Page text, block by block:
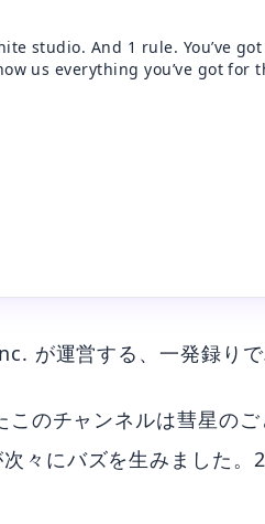
studio. And 1 rule. You’ve got
us everything you’ve got for
Twitter: https://twitter.com/
が運営する、一発録りで
このチャンネルは彗星の
々にバズを生みました